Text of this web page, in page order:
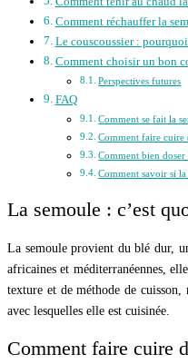
Comment réchauffer la
Le couscoussier :
Comment choisir un bon
Perspectives futures
FAQ
Comment se fait la
Comment faire cuire
Comment bien doser
Comment savoir si
La semoule : c’est
La semoule provient du blé dur,
africaines et méditerranéennes,
texture et de méthode de
avec lesquelles elle est cuisinée.
Comment faire cuire